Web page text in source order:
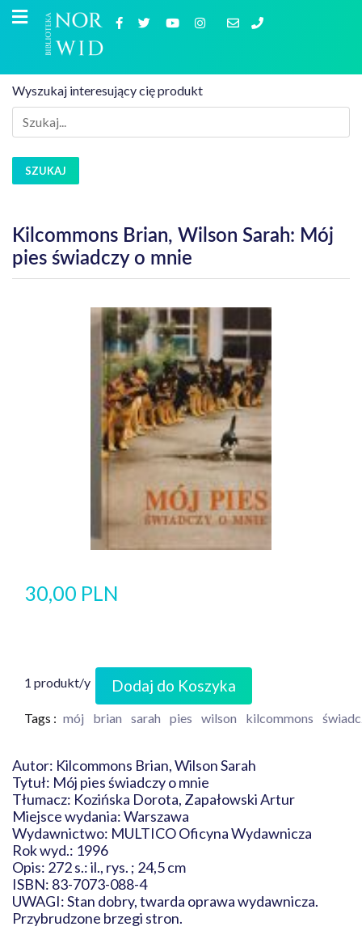
Wyszukaj interesujący cię produkt
SZUKAJ
Kilcommons Brian, Wilson Sarah: Mój
pies świadczy o mnie
30,00 PLN
1 produkt/y Dodaj do Koszyka
Tags : mój brian sarah pies wilson kilcommons
Autor: Kilcommons Brian, Wilson Sarah
Tytuł: Mój pies świadczy o mnie
Tłumacz: Kozińska Dorota, Zapałowski Artur
Miejsce wydania: Warszawa
Wydawnictwo: MULTICO Oficyna Wydawnicza
Rok wyd.: 1996
Opis: 272 s.: il., rys. ; 24,5 cm
ISBN: 83-7073-088-4
UWAGI: Stan dobry, twarda oprawa wydawnicza.
Przybrudzone brzegi stron.